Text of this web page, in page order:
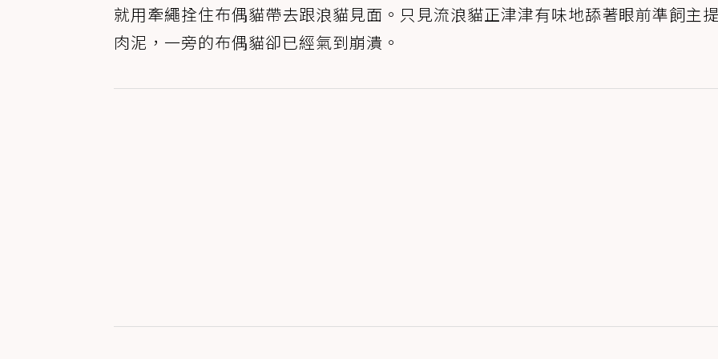
就用牽繩拴住布偶貓帶去跟浪貓見面。只見流浪貓正津津有味地舔著眼前準飼主
肉泥，一旁的布偶貓卻已經氣到崩潰。